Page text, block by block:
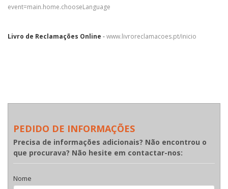
event=main.home.chooseLanguage
Livro de Reclamações Online -www.livroreclamacoes.pt/inicio
PEDIDO DE INFORMAÇÕES
Precisa de informações adicionais? Não encontrou o
que procurava? Não hesite em contactar-nos:
Nome